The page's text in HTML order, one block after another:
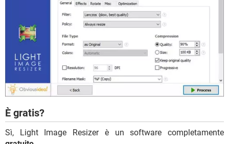
È gratis?
Sì, Light Image Resizer è un software completamente